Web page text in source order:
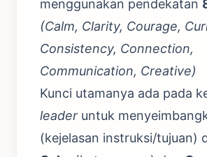
menggunakan pendekatan
(Calm, Clarity, Courage,
Consistency, Connection,
Communication, Creative)
Kunci utamanya ada pada
leader untuk
(kejelasan instruksi/tujuan)